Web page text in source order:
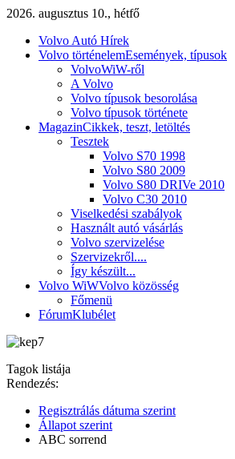
2026. augusztus 10., hétfő
Volvo Autó Hírek
Volvo történelemEsemények, típusok
VolvoWiW-ről
A Volvo
Volvo típusok besorolása
Volvo típusok története
MagazinCikkek, teszt, letöltés
Tesztek
Volvo S70 1998
Volvo S80 2009
Volvo S80 DRIVe 2010
Volvo C30 2010
Viselkedési szabályok
Használt autó vásárlás
Volvo szervizelése
Szervizekről....
Így készült...
Volvo WiWVolvo közösség
Főmenü
FórumKlubélet
Tagok listája
Rendezés:
Regisztrálás dátuma szerint
Állapot szerint
ABC sorrend